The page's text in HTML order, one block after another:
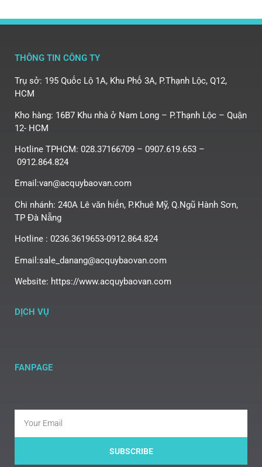
THÔNG TIN CÔNG TY
Trụ sở: 195 Quốc Lộ 1A, Khu Phố 3A, P.Thạnh Lộc, Q12,
HCM
Kho hàng: 16B7 Khu nhà ở Nam Long – P.Thạnh Lộc – Quận
12- HCM
Hotline TPHCM: 028.37166709 – 0907.619.653 –
0912.864.824
Email:van@acquybaovan.com
Chi nhánh: 240A Lê văn hiến, P.Khuê Mỹ, Q.Ngũ Hành Sơn,
TP Đà Nẵng
Hotline : 0236.3619653-0912.864.824
Email:sale_danang@acquybaovan.com
Website: https://www.acquybaovan.com
DỊCH VỤ
FANPAGE
SUBSCRIBE